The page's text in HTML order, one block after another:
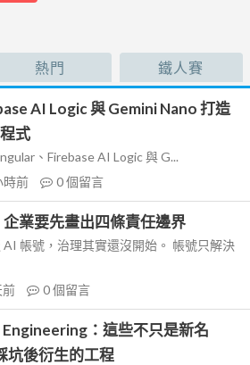
熱門 鐵人賽
AI Logic 與 Gemini Nano 打造
式
、Firebase AI Logic 與 G...
時前 0個留言
業要先畫出四條責任邊界
帳號，治理其實還沒開始。 帳號只解決
前 0個留言
：這些不只是新名
坑後衍生的工程